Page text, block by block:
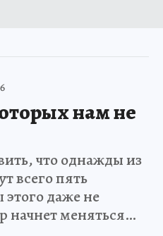
нам не
что однажды из
всего пять
даже не
начнет меняться…